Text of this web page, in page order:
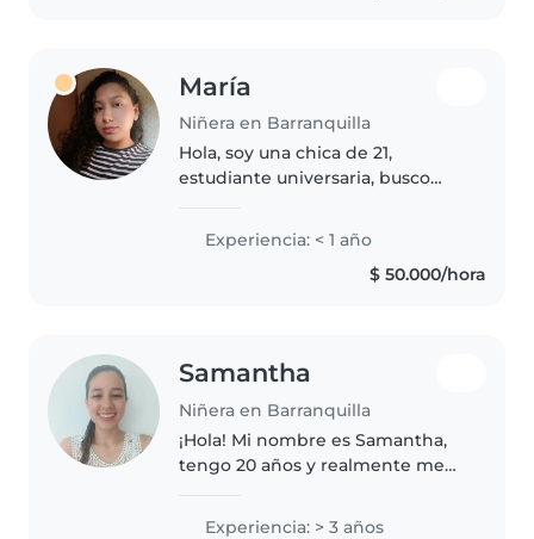
María
Niñera en Barranquilla
Hola, soy una chica de 21,
estudiante universaria, busco
reforzadora de medio tiempo (en
las tardes) ya que en las mañana
me encuentro estudiando, tengo
Experiencia: < 1 año
$ 50.000/hora
Samantha
Niñera en Barranquilla
¡Hola! Mi nombre es Samantha,
tengo 20 años y realmente me
Aunque todavía no tengo
Experiencia: > 3 años